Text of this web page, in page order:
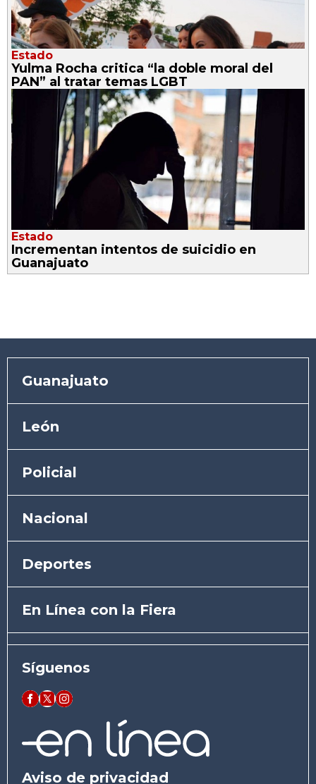
Estado
Yulma Rocha critica “la doble moral del
PAN” al tratar temas LGBT
Estado
Incrementan intentos de suicidio en
Guanajuato
Guanajuato
León
Policial
Nacional
Deportes
En Línea con la Fiera
Síguenos
Aviso de privacidad